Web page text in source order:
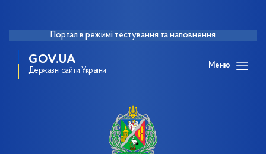
Портал в режимі тестування та наповнення
GOV.UA
Державні сайти України
Меню